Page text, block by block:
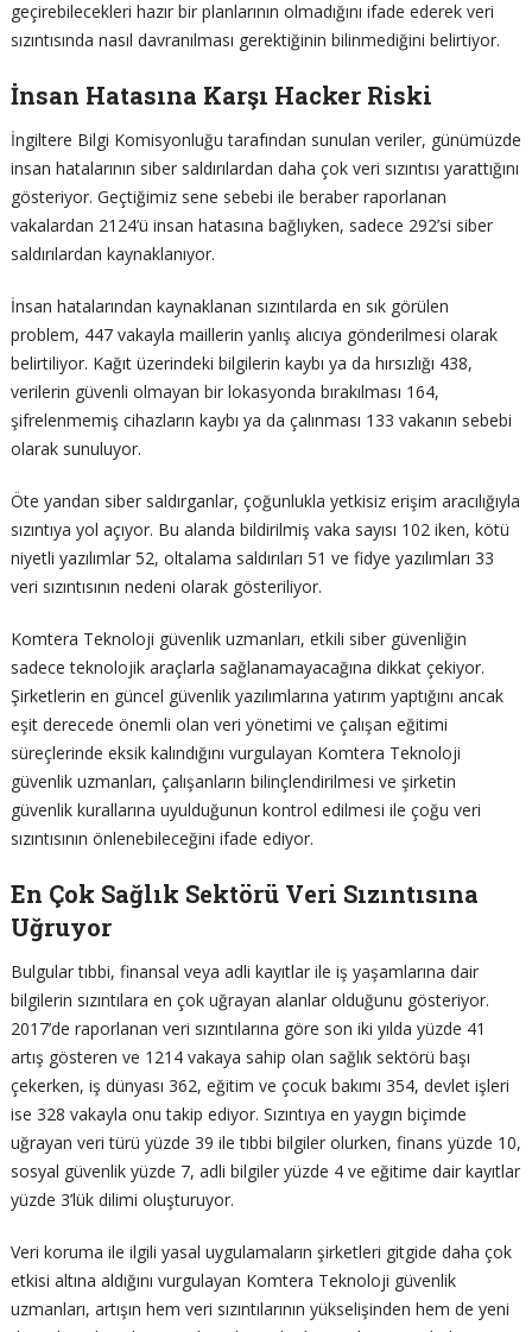
geçirebilecekleri hazır bir planlarının olmadığını ifade ederek veri
sızıntısında nasıl davranılması gerektiğinin bilinmediğini belirtiyor.
İnsan Hatasına Karşı Hacker Riski
İngiltere Bilgi Komisyonluğu tarafından sunulan veriler, günümüzde
insan hatalarının siber saldırılardan daha çok veri sızıntısı yarattığını
gösteriyor. Geçtiğimiz sene sebebi ile beraber raporlanan
vakalardan 2124’ü insan hatasına bağlıyken, sadece 292’si siber
saldırılardan kaynaklanıyor.
İnsan hatalarından kaynaklanan sızıntılarda en sık görülen
problem, 447 vakayla maillerin yanlış alıcıya gönderilmesi olarak
belirtiliyor. Kağıt üzerindeki bilgilerin kaybı ya da hırsızlığı 438,
verilerin güvenli olmayan bir lokasyonda bırakılması 164,
şifrelenmemiş cihazların kaybı ya da çalınması 133 vakanın sebebi
olarak sunuluyor.
Öte yandan siber saldırganlar, çoğunlukla yetkisiz erişim aracılığıyla
sızıntıya yol açıyor. Bu alanda bildirilmiş vaka sayısı 102 iken, kötü
niyetli yazılımlar 52, oltalama saldırıları 51 ve fidye yazılımları 33
veri sızıntısının nedeni olarak gösteriliyor.
Komtera Teknoloji güvenlik uzmanları, etkili siber güvenliğin
sadece teknolojik araçlarla sağlanamayacağına dikkat çekiyor.
Şirketlerin en güncel güvenlik yazılımlarına yatırım yaptığını ancak
eşit derecede önemli olan veri yönetimi ve çalışan eğitimi
süreçlerinde eksik kalındığını vurgulayan Komtera Teknoloji
güvenlik uzmanları, çalışanların bilinçlendirilmesi ve şirketin
güvenlik kurallarına uyulduğunun kontrol edilmesi ile çoğu veri
sızıntısının önlenebileceğini ifade ediyor.
En Çok Sağlık Sektörü Veri Sızıntısına
Uğruyor
Bulgular tıbbi, finansal veya adli kayıtlar ile iş yaşamlarına dair
bilgilerin sızıntılara en çok uğrayan alanlar olduğunu gösteriyor.
2017’de raporlanan veri sızıntılarına göre son iki yılda yüzde 41
artış gösteren ve 1214 vakaya sahip olan sağlık sektörü başı
çekerken, iş dünyası 362, eğitim ve çocuk bakımı 354, devlet işleri
ise 328 vakayla onu takip ediyor. Sızıntıya en yaygın biçimde
uğrayan veri türü yüzde 39 ile tıbbi bilgiler olurken, finans yüzde 10,
sosyal güvenlik yüzde 7, adli bilgiler yüzde 4 ve eğitime dair kayıtlar
yüzde 3’lük dilimi oluşturuyor.
Veri koruma ile ilgili yasal uygulamaların şirketleri gitgide daha çok
etkisi altına aldığını vurgulayan Komtera Teknoloji güvenlik
uzmanları, artışın hem veri sızıntılarının yükselişinden hem de yeni